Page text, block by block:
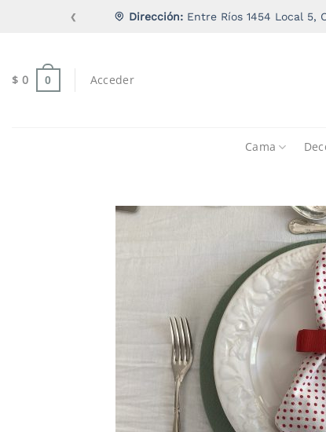
Dirección:Entre Ríos 1454 Local 5,
❮
$ 0 0 Acceder
Cama